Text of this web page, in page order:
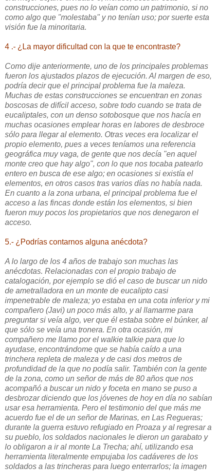
construcciones, pues no lo veían como un patrimonio, si no
como algo que "molestaba" y no tenían uso; por suerte esta
visión fue la minoritaria.
4 .- ¿La mayor dificultad con la que te encontraste?
Como dije anteriormente, uno de los principales problemas
fueron los ajustados plazos de ejecución. Al margen de eso,
podría decir que el principal problema fue la maleza.
Muchas de estas construcciones se encuentran en zonas
boscosas de difícil acceso, sobre todo cuando se trata de
eucaliptales, con un denso sotobosque que nos hacía en
muchas ocasiones emplear horas en labores de desbroce
sólo para llegar al elemento. Otras veces era localizar el
propio elemento, pues a veces teníamos una referencia
geográfica muy vaga, de gente que nos decía "en aquel
monte creo que hay algo", con lo que nos tocaba patearlo
entero en busca de ese algo; en ocasiones si existía el
elementos, en otros casos tras varios días no había nada.
En cuanto a la zona urbana, el principal problema fue el
acceso a las fincas donde están los elementos, si bien
fueron muy pocos los propietarios que nos denegaron el
acceso.
5.- ¿Podrías contarnos alguna anécdota?
A lo largo de los 4 años de trabajo son muchas las
anécdotas. Relacionadas con el propio trabajo de
catalogación, por ejemplo se dió el caso de buscar un nido
de ametralladora en un monte de eucalipto casi
impenetrable de maleza; yo estaba en una cota inferior y mi
compañero (Javi) un poco más alto, y al llamarme para
preguntar si veía algo, ver que él estaba sobre el búnker, al
que sólo se veía una tronera. En otra ocasión, mi
compañero me llamo por el walkie talkie para que lo
ayudase, encontrándome que se había caído a una
trinchera repleta de maleza y de casi dos metros de
profundidad de la que no podía salir. También con la gente
de la zona, como un señor de más de 80 años que nos
acompañó a buscar un nido y foceta en mano se puso a
desbrozar diciendo que los jóvenes de hoy en día no sabían
usar esa herramienta. Pero el testimonio del que más me
acuerdo fue el de un señor de Marinas, en Las Regueras;
durante la guerra estuvo refugiado en Proaza y al regresar a
su pueblo, los soldados nacionales le dieron un garabato y
lo obligaron a ir al monte La Trecha; ahí, utilizando esa
herramienta literalmente empujaba los cadáveres de los
soldados a las trincheras para luego enterrarlos; la imagen